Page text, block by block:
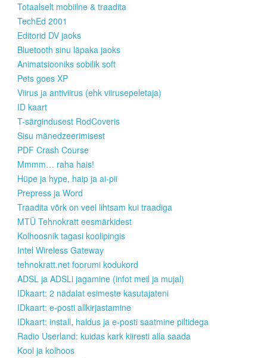
Totaalselt mobiilne & traadita
TechEd 2001
Editorid DV jaoks
Bluetooth sinu läpaka jaoks
Animatsiooniks sobilik soft
Pets goes XP
Viirus ja antiviirus (ehk viirusepeletaja)
ID kaart
T-särgindusest RodCoveris
Sisu mänedzeerimisest
PDF Crash Course
Mmmm… raha hais!
Hüpe ja hype, haip ja ai-pii
Prepress ja Word
Traadita võrk on veel lihtsam kui traadiga
MTÜ Tehnokratt eesmärkidest
Kolhoosnik tagasi koolipingis
Intel Wireless Gateway
tehnokratt.net foorumi kodukord
ADSL ja ADSLi jagamine (infot meil ja mujal)
IDkaart: 2 nädalat esimeste kasutajateni
IDkaart: e-posti allkirjastamine
IDkaart: install, haldus ja e-posti saatmine piltidega
Radio Userland: kuidas kark kiiresti alla saada
Kool ja kolhoos